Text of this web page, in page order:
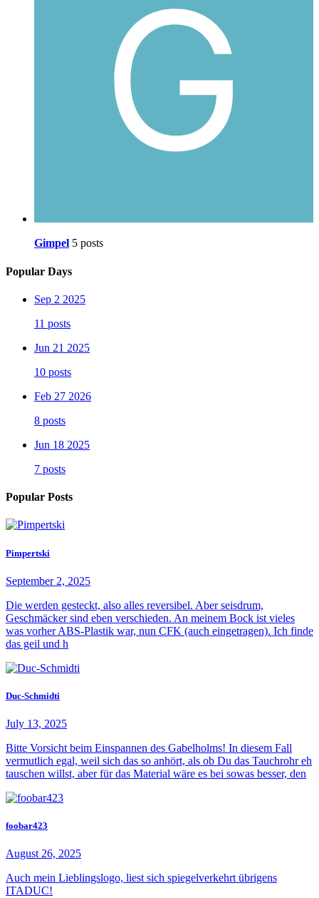
Gimpel 5 posts
Popular Days
Sep 2 2025
11 posts
Jun 21 2025
10 posts
Feb 27 2026
8 posts
Jun 18 2025
7 posts
Popular Posts
Pimpertski
September 2, 2025
Die werden gesteckt, also alles reversibel. Aber seisdrum,
Geschmäcker sind eben verschieden. An meinem Bock ist vieles
was vorher ABS-Plastik war, nun CFK (auch eingetragen). Ich finde
das geil und h
Duc-Schmidti
July 13, 2025
Bitte Vorsicht beim Einspannen des Gabelholms! In diesem Fall
vermutlich egal, weil sich das so anhört, als ob Du das Tauchrohr eh
tauschen willst, aber für das Material wäre es bei sowas besser, den
foobar423
August 26, 2025
Auch mein Lieblingslogo, liest sich spiegelverkehrt übrigens
ITADUC!